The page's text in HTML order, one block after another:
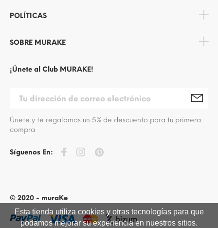
POLÍTICAS
SOBRE MURAKE
¡Únete al Club MURAKE!
Únete y te regalamos un 5% de descuento para tu primera
compra
Síguenos En:
© 2020 - muraKe
Esta tienda utiliza cookies y otras tecnologías para que
podamos mejorar su experiencia en nuestros sitios.